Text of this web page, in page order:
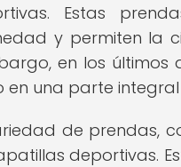
Estas
y permiten la
en los
en una parte
de prendas,
deportivas.